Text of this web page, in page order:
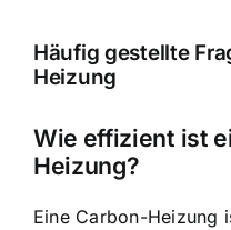
Häufig gestellte
Heizung
Wie effizient ist
Heizung?
Eine Carbon-Heizung